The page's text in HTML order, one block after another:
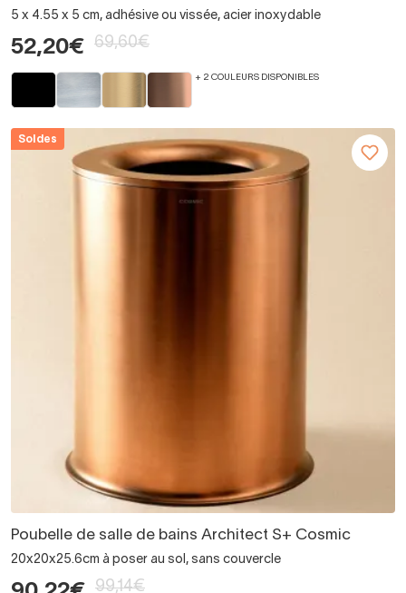
5 x 4.55 x 5 cm, adhésive ou vissée, acier inoxydable
52,20€ 69,60€
+ 2 COULEURS DISPONIBLES
Soldes
Poubelle de salle de bains Architect S+ Cosmic
20x20x25.6cm à poser au sol, sans couvercle
99,14€